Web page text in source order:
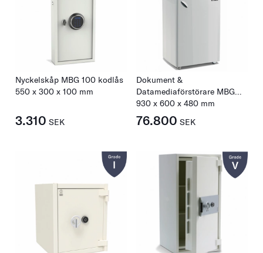
Nyckelskåp MBG 100 kodlås
550 x 300 x 100 mm
3.310 SEK
Dokument &
Datamediaförstörare MBG
400 HS-6 Combi
930 x 600 x 480 mm
76.800 SEK